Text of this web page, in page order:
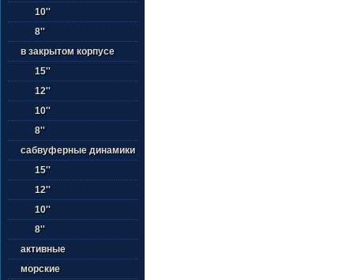
10''
8''
в закрытом корпусе
15''
12''
10''
8''
сабвуферные динамики
15''
12''
10''
8''
активные
морские